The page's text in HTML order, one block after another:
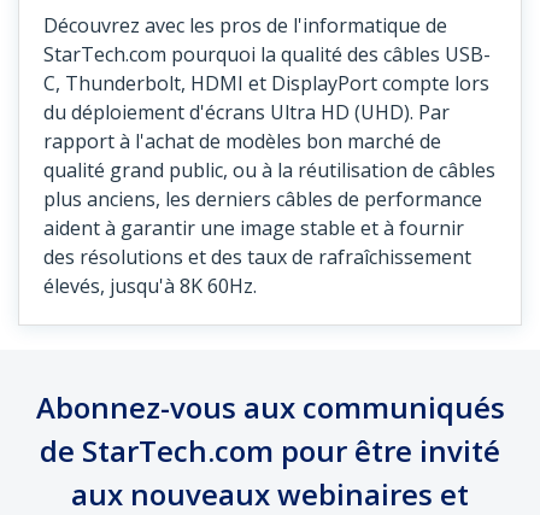
Découvrez avec les pros de l'informatique de
StarTech.com pourquoi la qualité des câbles USB-
C, Thunderbolt, HDMI et DisplayPort compte lors
du déploiement d'écrans Ultra HD (UHD). Par
rapport à l'achat de modèles bon marché de
qualité grand public, ou à la réutilisation de câbles
plus anciens, les derniers câbles de performance
aident à garantir une image stable et à fournir
des résolutions et des taux de rafraîchissement
élevés, jusqu'à 8K 60Hz.
Abonnez-vous aux communiqués
de StarTech.com pour être invité
aux nouveaux webinaires et